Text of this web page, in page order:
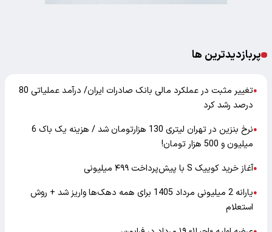
پربازدیدترین ها
●
تغییر مثبت در عملکرد مالی بانک صادرات ایران/ درآمد عملیاتی 80
درصد رشد کرد
●
نرخ بنزین در تهران لیتری 130 هزارتومان شد / هزینه یک باک 6
میلیون و 500 هزار تومان!
●آغاز خرید کوییک S با پیش‌پرداخت ۴۹۹ میلیونی
●
یارانه 2 میلیونی مرداد 1405 برای همه دهک‌ها واریز شد + روش
استعلام